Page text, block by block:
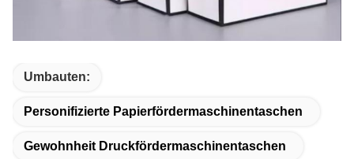
Umbauten:
Personifizierte Papierfördermaschinentaschen
Gewohnheit Druckfördermaschinentaschen